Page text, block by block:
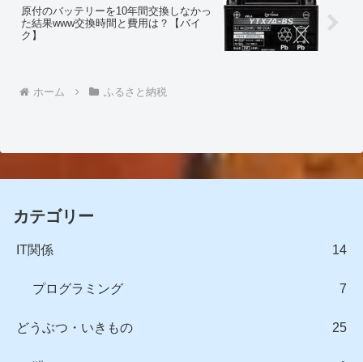
原付のバッテリーを10年間交換しなかっ
た結果www交換時間と費用は？【バイ
ク】
ホーム ふるさと納税
カテゴリー
IT関係 14
プログラミング 7
どうぶつ・いきもの 25